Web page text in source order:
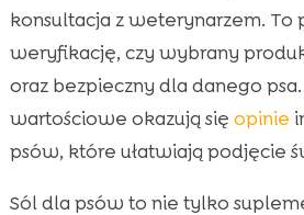
konsultacja z weterynarzem. To
weryfikację, czy wybrany
oraz bezpieczny dla danego
wartościowe okazują się opinie
psów, które ułatwiają podjęcie
Sól dla psów to nie tylko